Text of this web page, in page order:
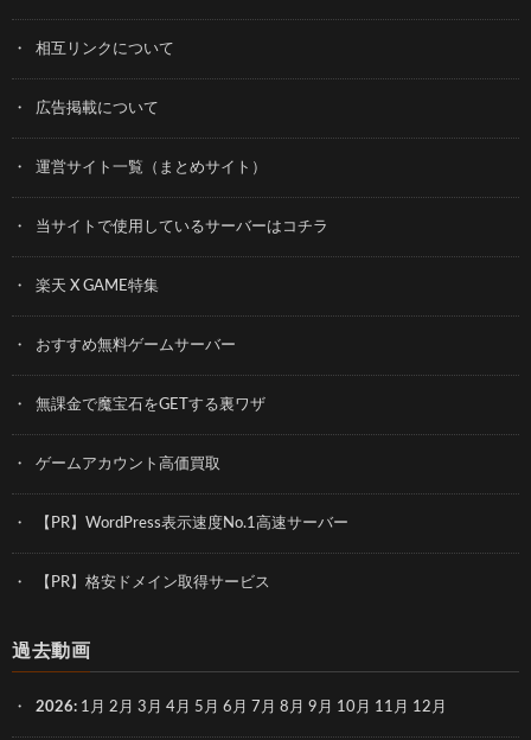
相互リンクについて
広告掲載について
運営サイト一覧（まとめサイト）
当サイトで使用しているサーバーはコチラ
楽天 X GAME特集
おすすめ無料ゲームサーバー
無課金で魔宝石をGETする裏ワザ
ゲームアカウント高価買取
【PR】WordPress表示速度No.1高速サーバー
【PR】格安ドメイン取得サービス
過去動画
2026: 1月 2月 3月 4月 5月 6月 7月 8月 9月 10月 11月 12月